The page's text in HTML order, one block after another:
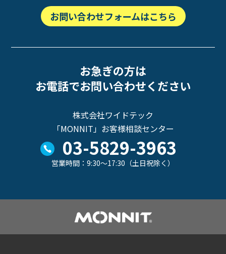
お問い合わせフォームはこちら
お急ぎの方は
お電話でお問い合わせください
株式会社ワイドテック
「MONNIT」お客様相談センター
03-5829-3963
営業時間：9:30～17:30（土日祝除く）